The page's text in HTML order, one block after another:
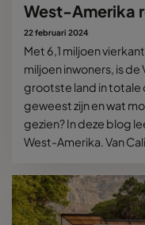
West-Amerika
22 februari 2024
Met 6,1 miljoen
miljoen inwoners, is
grootste land in totale
geweest zijn en wat
gezien? In deze blog
West-Amerika. Van